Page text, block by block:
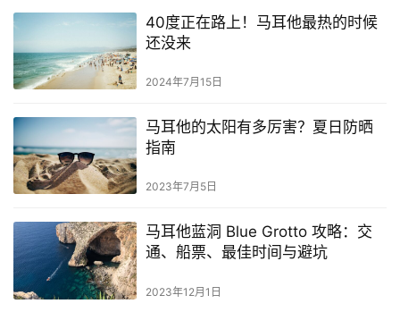
40度正在路上！马耳他最热的时候
还没来
2024年7月15日
马耳他的太阳有多厉害？夏日防晒
指南
2023年7月5日
马耳他蓝洞 Blue Grotto 攻略：交
通、船票、最佳时间与避坑
2023年12月1日